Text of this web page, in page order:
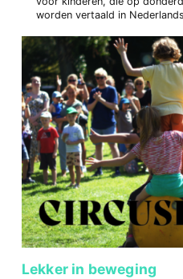
worden vertaald in
Lekker in beweging